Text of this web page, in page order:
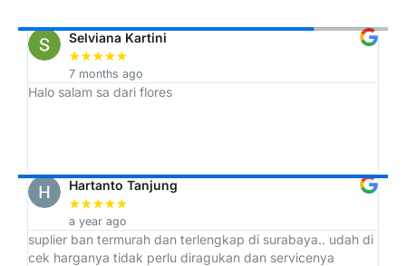
Selviana Kartini
★★★★★
7 months ago
Halo salam sa dari flores
Hartanto Tanjung
★★★★★
a year ago
suplier ban termurah dan terlengkap di surabaya.. udah di
cek harganya tidak perlu diragukan dan servicenya